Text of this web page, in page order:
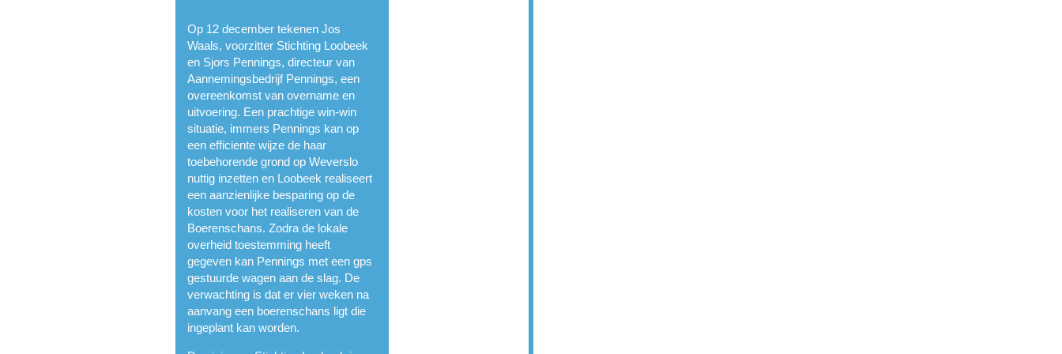
Op 12 december tekenen Jos
Waals, voorzitter Stichting Loobeek
en Sjors Pennings, directeur van
Aannemingsbedrijf Pennings, een
overeenkomst van overname en
uitvoering. Een prachtige win-win
situatie, immers Pennings kan op
een efficiente wijze de haar
toebehorende grond op Weverslo
nuttig inzetten en Loobeek realiseert
een aanzienlijke besparing op de
kosten voor het realiseren van de
Boerenschans. Zodra de lokale
overheid toestemming heeft
gegeven kan Pennings met een gps
gestuurde wagen aan de slag. De
verwachting is dat er vier weken na
aanvang een boerenschans ligt die
ingeplant kan worden.